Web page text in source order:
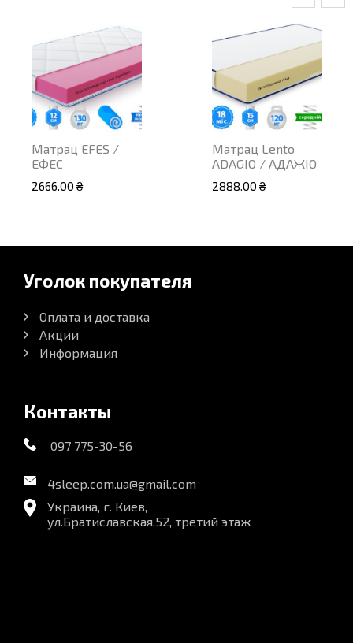
Матрац EFES /
ЕФЕС
2666.00 ₴
Матрац Lento
ADAGIO / АДАЖІО
2888.00 ₴
Уголок покупателя
Оплата и доставка
Акции
Информация
Контакты
097 775-30-56
4sleep.com.ua@gmail.com
Украина, г. Киев,
ул.Братиславская,52, третий этаж